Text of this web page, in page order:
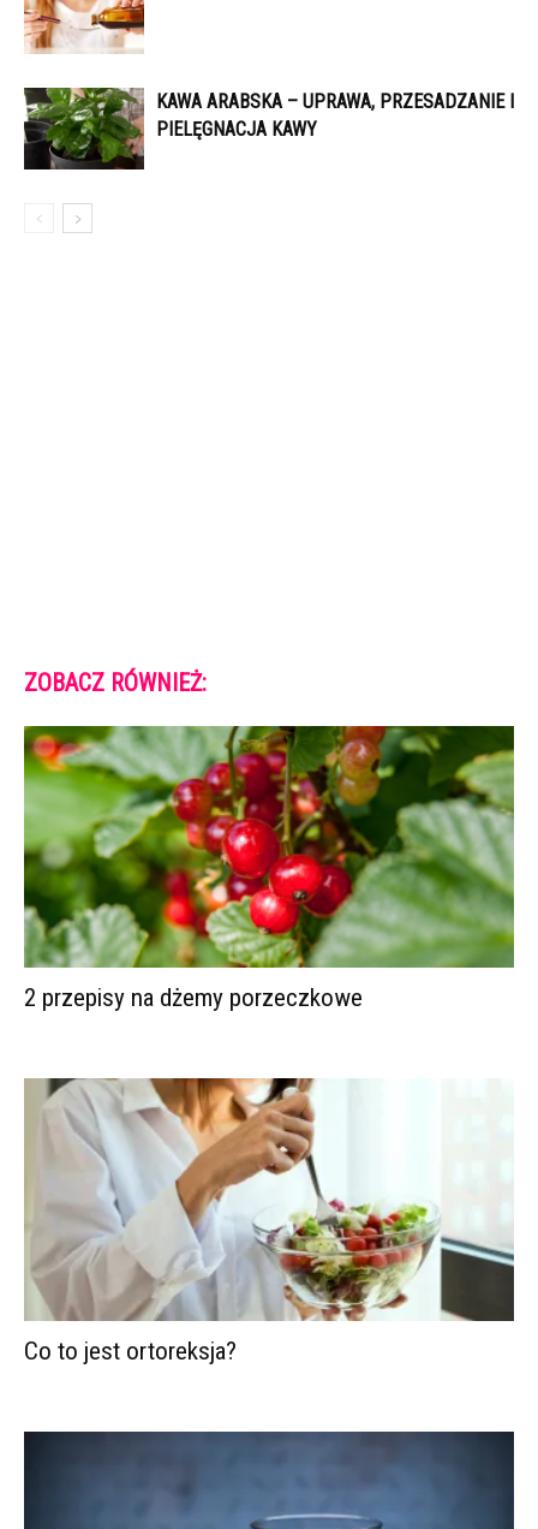
KAWA ARABSKA – UPRAWA, PRZESADZANIE I
PIELĘGNACJA KAWY
ZOBACZ RÓWNIEŻ:
2 przepisy na dżemy porzeczkowe
Co to jest ortoreksja?